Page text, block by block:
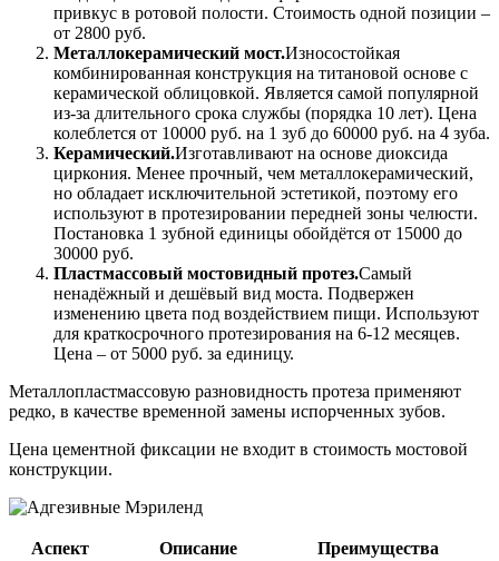
привкус в ротовой полости. Стоимость одной позиции –
от 2800 руб.
Металлокерамический мост.Износостойкая
комбинированная конструкция на титановой основе с
керамической облицовкой. Является самой популярной
из-за длительного срока службы (порядка 10 лет). Цена
колеблется от 10000 руб. на 1 зуб до 60000 руб. на 4 зуба.
Керамический.Изготавливают на основе диоксида
циркония. Менее прочный, чем металлокерамический,
но обладает исключительной эстетикой, поэтому его
используют в протезировании передней зоны челюсти.
Постановка 1 зубной единицы обойдётся от 15000 до
30000 руб.
Пластмассовый мостовидный протез.Самый
ненадёжный и дешёвый вид моста. Подвержен
изменению цвета под воздействием пищи. Используют
для краткосрочного протезирования на 6-12 месяцев.
Цена – от 5000 руб. за единицу.
Металлопластмассовую разновидность протеза применяют
редко, в качестве временной замены испорченных зубов.
Цена цементной фиксации не входит в стоимость мостовой
конструкции.
Аспект Описание Преимущества